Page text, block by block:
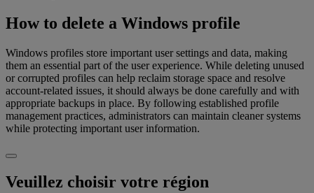
How to delete a Windows profile
Windows profiles store important user settings and data, making
them an essential part of the user experience. While deleting unused
or corrupted profiles can help reclaim storage space and resolve
account-related issues, it should always be done carefully and with
appropriate backups in place. By following established profile
management practices, administrators can maintain cleaner systems
while protecting important user information.
Veuillez choisir votre région